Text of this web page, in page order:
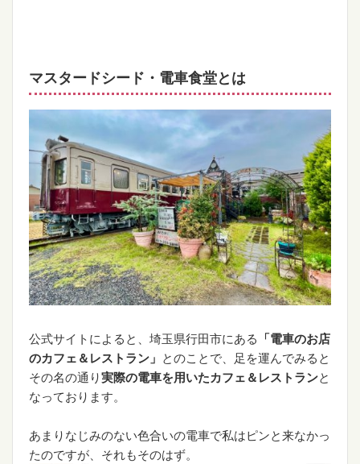
マスタードシード・電車食堂とは
公式サイトによると、埼玉県行田市にある
「電車のお店
のカフェ＆レストラン」 とのことで、足を運んでみると
その名の通り実際の電車を用いたカフェ＆レストランと
なっております。
あまりなじみのない色合いの電車で私はピンと来なかっ
たのですが、それもそのはず。